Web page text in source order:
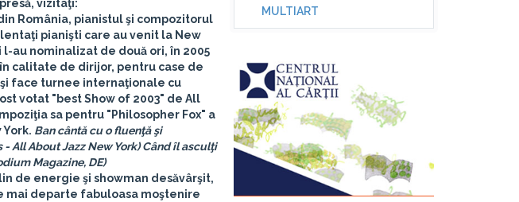
vizitaţi:
România, pianistul şi compozitorul
pianişti care au venit la New
au nominalizat de două ori, în 2005
calitate de dirijor, pentru case de
face turnee internaţionale cu
votat "best Show of 2003" de All
sa pentru "Philosopher Fox" a
Ban cântă cu o fluenţă şi
All About Jazz New York) Când îl asculţi
Magazine, DE)
de energie şi showman desăvârşit,
mai departe fabuloasa moştenire
MULTIART